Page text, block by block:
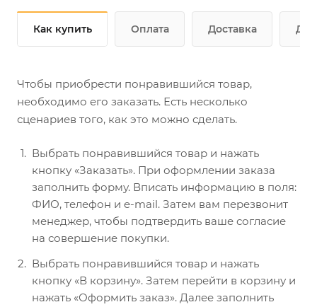
Как купить Оплата Доставка
Чтобы приобрести понравившийся товар,
необходимо его заказать. Есть несколько
сценариев того, как это можно сделать.
Выбрать понравившийся товар и нажать
кнопку «Заказать». При оформлении заказа
заполнить форму. Вписать информацию в поля:
ФИО, телефон и e-mail. Затем вам перезвонит
менеджер, чтобы подтвердить ваше согласие
на совершение покупки.
Выбрать понравившийся товар и нажать
кнопку «В корзину». Затем перейти в корзину и
нажать «Оформить заказ». Далее заполнить